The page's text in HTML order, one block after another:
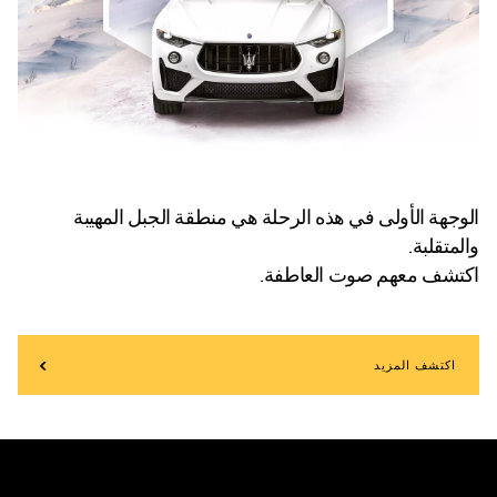
الوجهة الأولى في هذه الرحلة هي منطقة الجبل المهيبة
والمتقلبة.
اكتشف معهم صوت العاطفة.
اكتشف المزيد